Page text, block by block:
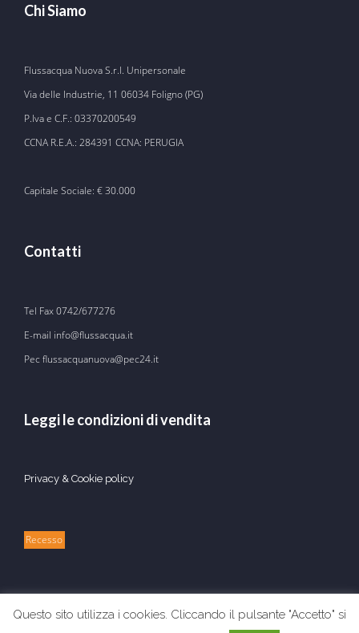
Chi Siamo
Flussacqua Nuova S.r.l. Unipersonale
Via delle Industrie, 11 06034 Foligno (PG)
P.Iva e C.F.: 03370200549
CCNA R.E.A.: 284391 CCNA: PERUGIA
Capitale Sociale: € 30.000
Contatti
Tel Fax0742/677276
E-mail info@flussacqua.it
Pec flussacquanuova@pec24.it
Leggi le condizioni di vendita
Privacy & Cookie policy
Recesso
Questo sito utilizza i cookies. Cliccando il pulsante "Accetto" si